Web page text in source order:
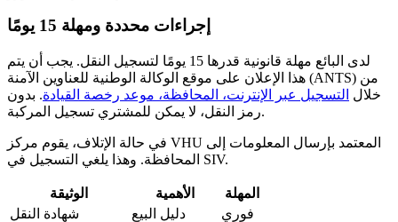
إجراءات محددة ومهلة 15 يومًا
لدى البائع مهلة قانونية قدرها 15 يومًا لتسجيل النقل. يجب أن يتم
هذا الإعلان على موقع الوكالة الوطنية للعناوين الآمنة (ANTS) من
خلال التسجيل عبر الإنترنت، المحافظة، موعد رخصة القيادة. بدون
رمز النقل، لا يمكن للمشتري تسجيل المركبة.
في حالة الإتلاف، يقوم مركز VHU المعتمد بإرسال المعلومات إلى
المحافظة. وهذا يلغي التسجيل في SIV.
الوثيقة الأهمية
المهلة
شهادة النقل
دليل البيع
فوري